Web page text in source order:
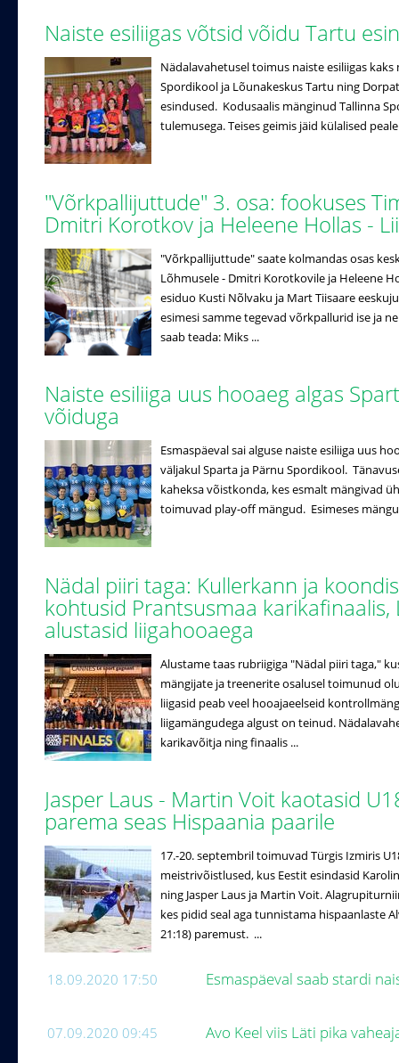
Naiste esiliigas võtsid võidu Tartu
Nädalavahetusel toimus naiste esiliigas
Spordikool ja Lõunakeskus Tartu ning
esindused. Kodusaalis mänginud Tallinna
tulemusega. Teises geimis jäid külalised
"Võrkpallijuttude" 3. osa: fookuses
Dmitri Korotkov ja Heleene Hollas -
"Võrkpallijuttude" saate kolmandas osas
Lõhmusele - Dmitri Korotkovile ja Heleene
esiduo Kusti Nõlvaku ja Mart Tiisaare
esimesi samme tegevad võrkpallurid ise ja
saab teada: Miks ...
Naiste esiliiga uus hooaeg algas
võiduga
Esmaspäeval sai alguse naiste esiliiga uus
väljakul Sparta ja Pärnu Spordikool.
kaheksa võistkonda, kes esmalt mängivad
toimuvad play-off mängud. Esimeses
Nädal piiri taga: Kullerkann ja
kohtusid Prantsusmaa karikafinaalis,
alustasid liigahooaega
Alustame taas rubriigiga "Nädal piiri taga,"
mängijate ja treenerite osalusel toimunud
liigasid peab veel hooajaeelseid
liigamängudega algust on teinud.
karikavõitja ning finaalis ...
Jasper Laus - Martin Voit kaotasid
parema seas Hispaania paarile
17.-20. septembril toimuvad Türgis Izmiris
meistrivõistlused, kus Eestit esindasid
ning Jasper Laus ja Martin Voit.
kes pidid seal aga tunnistama hispaanlaste
21:18) paremust. ...
18.09.2020 17:50 Esmaspäeval saab stardi
07.09.2020 09:45 Avo Keel viis Läti pika